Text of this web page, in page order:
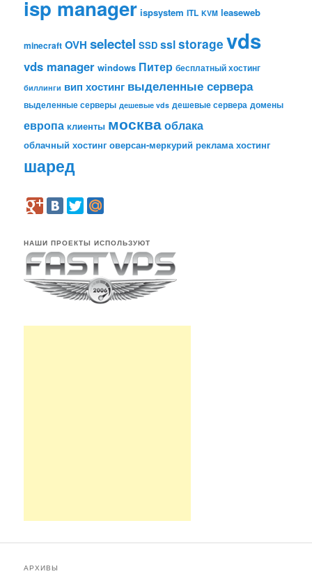
isp manager ispsystem ITL KVM leaseweb
minecraft OVH selectel SSD sslstorage vds
vds manager windows Питер бесплатный хостинг
биллинги вип хостинг выделенные сервера
выделенные серверы дешевые vds дешевые сервера домены
европа клиенты москваоблака
облачный хостинг оверсан-меркурий реклама хостинг
шаред
НАШИ ПРОЕКТЫ ИСПОЛЬЗУЮТ
АРХИВЫ